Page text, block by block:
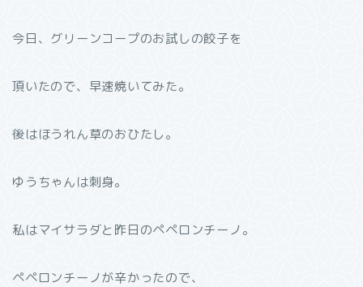
今日、グリーンコープのお試しの餃子を
頂いたので、早速焼いてみた。
後はほうれん草のおひたし。
ゆうちゃんは刺身。
私はマイサラダと昨日のペペロンチーノ。
ペペロンチーノが辛かったので、